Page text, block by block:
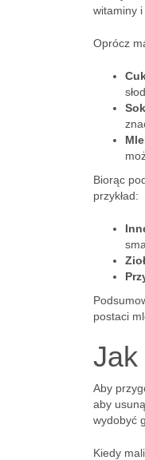
witaminy i
Oprócz
Biorąc
przykład:
postaci
Jak
Aby
aby
wydobyć
Kiedy